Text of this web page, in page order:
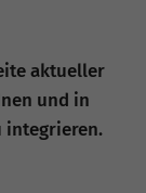
aktueller
und in
integrieren.